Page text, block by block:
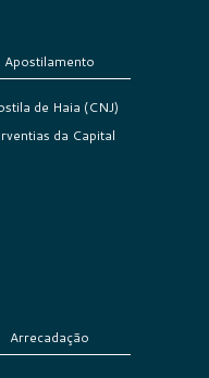
Apostilamento
de Haia (CNJ)
da Capital
Arrecadação